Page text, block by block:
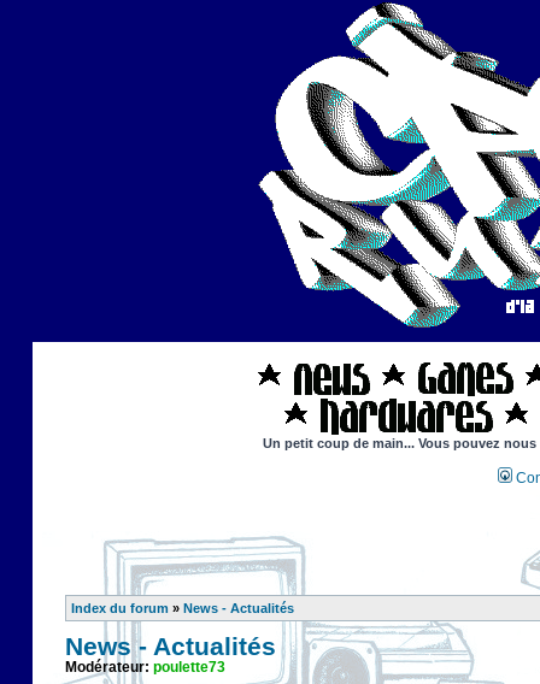
Un petit coup de main... Vous pouvez
Index du forum » News - Actualités
News - Actualités
Modérateur: poulette73